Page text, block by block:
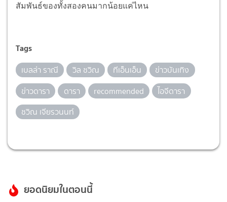
สัมพันธ์ของทั้งสองคนมากน้อยแค่ไหน
Tags
เบลล่า ราณี วิล ชวิณ ทีเอ็นเอ็น
ข่าวบันเทิง
ข่าวดารา
ดารา recommended
ไอจีดารา
ชวิณ เจียรวนนท์
ยอดนิยมในตอนนี้